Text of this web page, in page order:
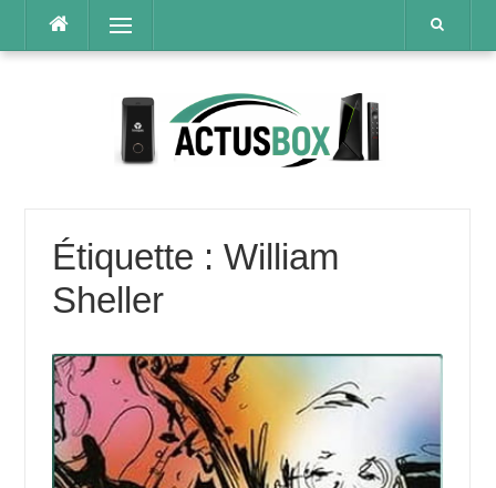
contenu
Menu
Étiquette : William
Sheller